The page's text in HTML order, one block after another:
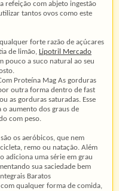
refeição com abjeto ingestão
tantos ovos como este
forte razão de açúcares
de limão, Lipotril Mercado
pouco a suco natural ao seu
Proteína Mag As gorduras
outra forma dentro de fast
as gorduras saturadas. Esse
aumento dos graus de
com peso.
os aeróbicos, que nem
remo ou natação. Além
adiciona uma série em grau
sua saciedade bem
Baratos
qualquer forma de comida,